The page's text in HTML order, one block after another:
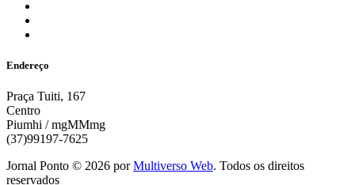
Endereço
Praça Tuiti, 167
Centro
Piumhi / mgMMmg
(37)99197-7625
Jornal Ponto © 2026 porMultiverso Web. Todos os direitos
reservados